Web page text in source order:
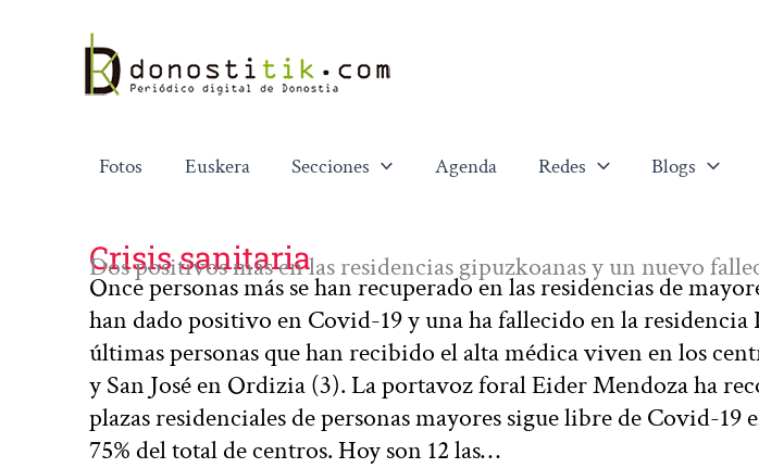
contenido
Fotos Euskera Secciones Agenda Redes Blogs
Crisis sanitaria
Dos positivos más en las residencias gipuzkoanas y un nuevo
Once personas más se han recuperado en las residencias de
han dado positivo en Covid-19 y una ha fallecido en la residencia
últimas personas que han recibido el alta médica viven en los
y San José en Ordizia (3). La portavoz foral Eider Mendoza ha
plazas residenciales de personas mayores sigue libre de Covid-19
75% del total de centros. Hoy son 12 las…